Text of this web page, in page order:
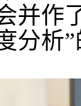
并作
分析